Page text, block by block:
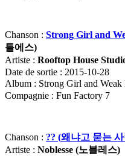
Chanson : Strong Girl and
틀에스)
Artiste : Rooftop House
Date de sortie : 2015-10-28
Album : Strong Girl and
Compagnie : Fun Factory 7
Chanson : ?? (왜냐고 묻는 사
Artiste : Noblesse (노블레스)